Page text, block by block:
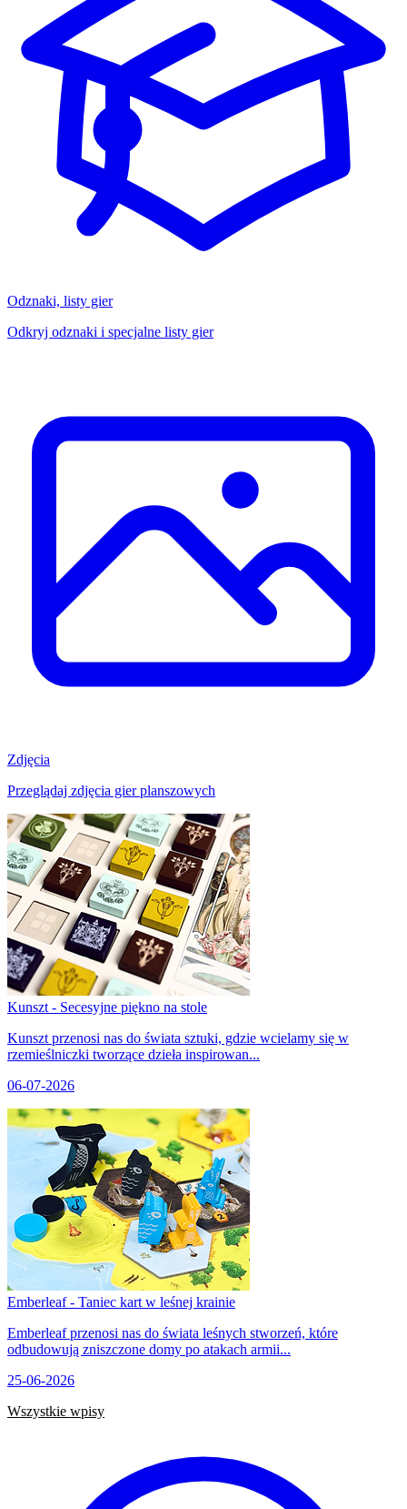
Odznaki, listy gier
Odkryj odznaki i specjalne listy gier
Zdjęcia
Przeglądaj zdjęcia gier planszowych
Kunszt - Secesyjne piękno na stole
Kunszt przenosi nas do świata sztuki, gdzie wcielamy się w
rzemieślniczki tworzące dzieła inspirowan...
06-07-2026
Emberleaf - Taniec kart w leśnej krainie
Emberleaf przenosi nas do świata leśnych stworzeń, które
odbudowują zniszczone domy po atakach armii...
25-06-2026
Wszystkie wpisy